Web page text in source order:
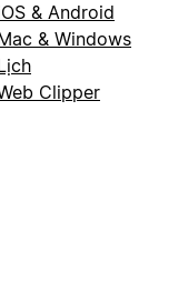
& Android
& Windows
Clipper